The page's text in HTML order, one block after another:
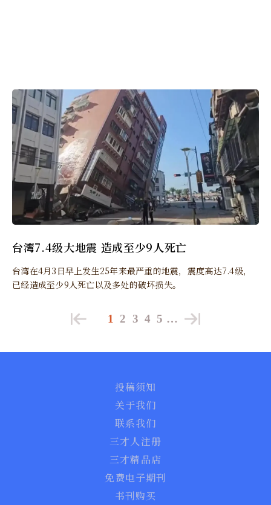
台湾7.4级大地震 造成至少9人死亡
台湾在4月3日早上发生25年来最严重的地震，震度高达7.4级，
已经造成至少9人死亡以及多处的破坏损失。
1 2 3 4 5 …
投稿须知
关于我们
联系我们
三才人注册
三才精品店
免费电子期刊
书刊购买